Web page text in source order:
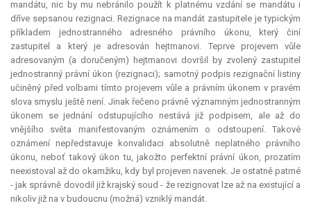
mandátu, nic by mu nebránilo použít k platnému vzdání se mandátu i
dříve sepsanou rezignaci. Rezignace namandát zastupitele je typickým
příkladem jednostranného adresného právního úkonu, který činí
zastupitel a který je adresován hejtmanovi. Teprve projevem vůle
adresovaným (a doručeným) hejtmanovi dovršil by zvolený zastupitel
jednostranný právní úkon (rezignaci); samotný podpis rezignační listiny
učiněný před volbami tímto projevem vůle a právním úkonem v pravém
slova smyslu ještě není. Jinak řečeno právně významným jednostranným
úkonem se jednání odstupujícího nestává již podpisem, ale až do
vnějšího světa manifestovaným oznámením o odstoupení. Takové
oznámení nepředstavuje konvalidaci absolutně neplatného právního
úkonu, neboť takový úkon tu, jakožto perfektní právní úkon, prozatím
neexistoval až do okamžiku, kdy byl projeven navenek. Je ostatně patrné
- jak správně dovodil již krajský soud - že rezignovat lze až na existující a
nikoliv již na v budoucnu (možná) vzniklý mandát.